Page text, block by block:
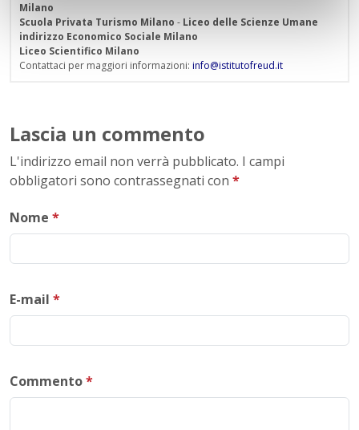
Milano
Scuola Privata Turismo Milano - Liceo delle Scienze Umane
indirizzo Economico Sociale Milano
Liceo Scientifico Milano
Contattaci per maggiori informazioni: info@istitutofreud.it
Lascia un commento
L'indirizzo email non verrà pubblicato. I campi
obbligatori sono contrassegnati con *
Nome *
E-mail *
Commento*